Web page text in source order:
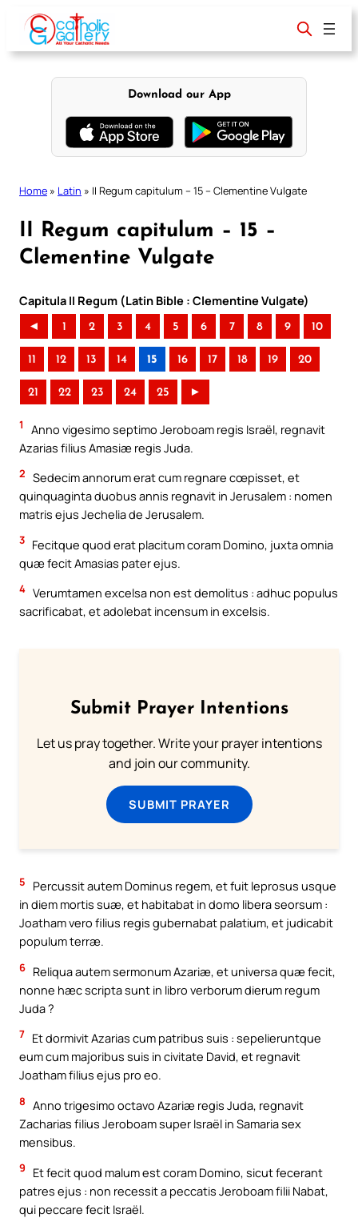
content
Download our App
Home » Latin » II Regum capitulum – 15 – Clementine Vulgate
II Regum capitulum – 15 –
Clementine Vulgate
Capitula II Regum (Latin Bible : Clementine Vulgate)
◄ 1 2 3 4 5 6 7 8 9 10
11 12 13 14 15 16 17 18 19 20
21 22 23 24 25 ►
1
Anno vigesimo septimo Jeroboam regis Israël, regnavit
Azarias filius Amasiæ regis Juda.
2 Sedecim annorum erat cum regnare cœpisset, et
quinquaginta duobus annis regnavit in Jerusalem : nomen
matris ejus Jechelia de Jerusalem.
3 Fecitque quod erat placitum coram Domino, juxta omnia
quæ fecit Amasias pater ejus.
4 Verumtamen excelsa non est demolitus : adhuc populus
sacrificabat, et adolebat incensum in excelsis.
Submit Prayer Intentions
Let us pray together. Write your prayer intentions
and join our community.
SUBMIT PRAYER
5
Percussit autem Dominus regem, et fuit leprosus usque
in diem mortis suæ, et habitabat in domo libera seorsum :
Joatham vero filius regis gubernabat palatium, et judicabit
populum terræ.
6 Reliqua autem sermonum Azariæ, et universa quæ fecit,
nonne hæc scripta sunt in libro verborum dierum regum
Juda ?
7 Et dormivit Azarias cum patribus suis : sepelieruntque
eum cum majoribus suis in civitate David, et regnavit
Joatham filius ejus pro eo.
8 Anno trigesimo octavo Azariæ regis Juda, regnavit
Zacharias filius Jeroboam super Israël in Samaria sex
mensibus.
9
Et fecit quod malum est coram Domino, sicut fecerant
patres ejus : non recessit a peccatis Jeroboam filii Nabat,
qui peccare fecit Israël.